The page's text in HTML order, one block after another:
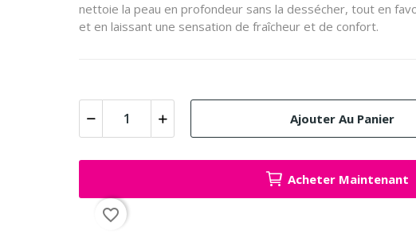
nettoie la peau en profondeur sans la dessécher, tout en
et en laissant une sensation de fraîcheur et de confort.
Ajouter Au Panier
Acheter Maintenant
favorite_border